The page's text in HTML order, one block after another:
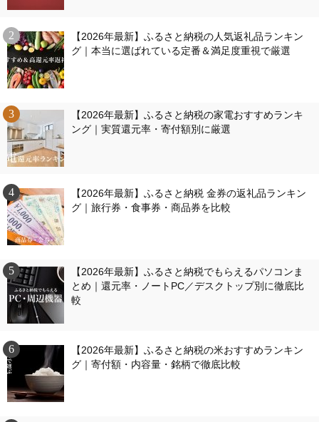
【2026年最新】ふるさと納税の人気返礼品ランキン
グ｜本当に選ばれている定番＆満足度重視で厳選
【2026年最新】ふるさと納税の家電おすすめランキ
ング｜実質還元率・寄付額別に厳選
【2026年最新】ふるさと納税 金券の返礼品ランキン
グ｜旅行券・食事券・商品券を比較
【2026年最新】ふるさと納税でもらえるパソコンま
とめ｜還元率・ノートPC／デスクトップ別に徹底比
較
【2026年最新】ふるさと納税の米おすすめランキン
グ｜寄付額・内容量・銘柄で徹底比較